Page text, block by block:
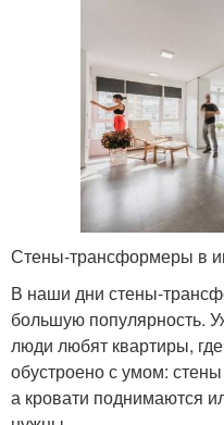
Стены-трансформеры в
В наши дни стены-
большую популярность.
люди любят квартиры,
обустроено с умом:
а кровати поднимаются